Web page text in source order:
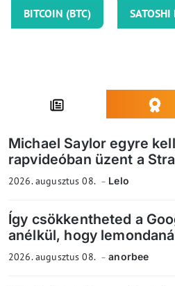
BITCOIN (BTC)
Michael Saylor egyre
rapvideóban üzent a
2026. augusztus 08. Lelo
Így csökkentheted a
anélkül, hogy
2026. augusztus 08. anorbee